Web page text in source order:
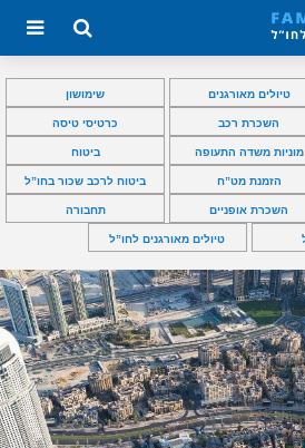
טיולים מאורגנים שימושון
השכרת רכב כרטיסי טיסה
מוניות משדה התעופה ביטוח
הזמנת מט”ח ביטוח לרכב שכור בחו”ל
השכרת אופניים תחבורה
טיולים מאורגנים לחו”ל